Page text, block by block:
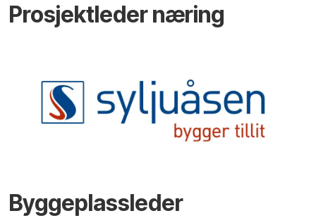
Prosjektleder næring
Byggeplassleder